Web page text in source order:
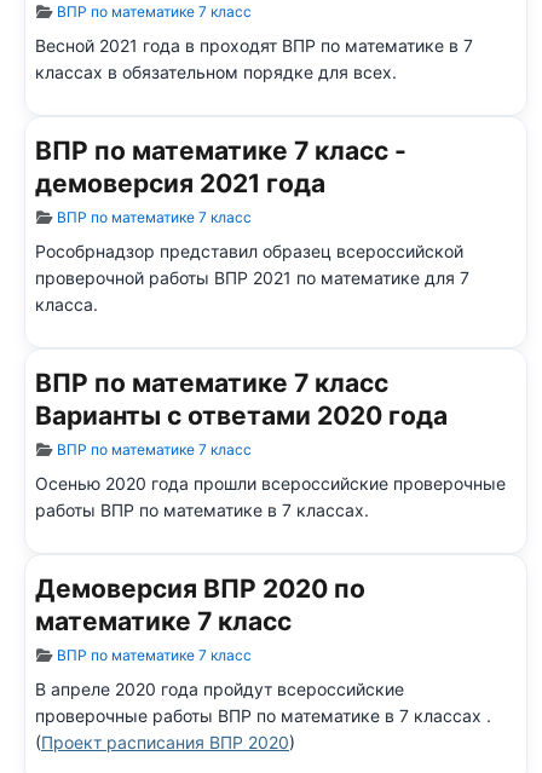
Информация о материале
ВПР по математике 7 класс
Весной 2021 года в проходят ВПР по математике в 7
классах в обязательном порядке для всех.
ВПР по математике 7 класс -
демоверсия 2021 года
Информация о материале
ВПР по математике 7 класс
Рособрнадзор представил образец всероссийской
проверочной работы ВПР 2021 по математике для 7
класса.
ВПР по математике 7 класс
Варианты с ответами 2020 года
Информация о материале
ВПР по математике 7 класс
Осенью 2020 года прошли всероссийские проверочные
работы ВПР по математике в 7 классах.
Демоверсия ВПР 2020 по
математике 7 класс
Информация о материале
ВПР по математике 7 класс
В апреле 2020 года пройдут всероссийские
проверочные работы ВПР по математике в 7 классах .
(Проект расписания ВПР 2020)